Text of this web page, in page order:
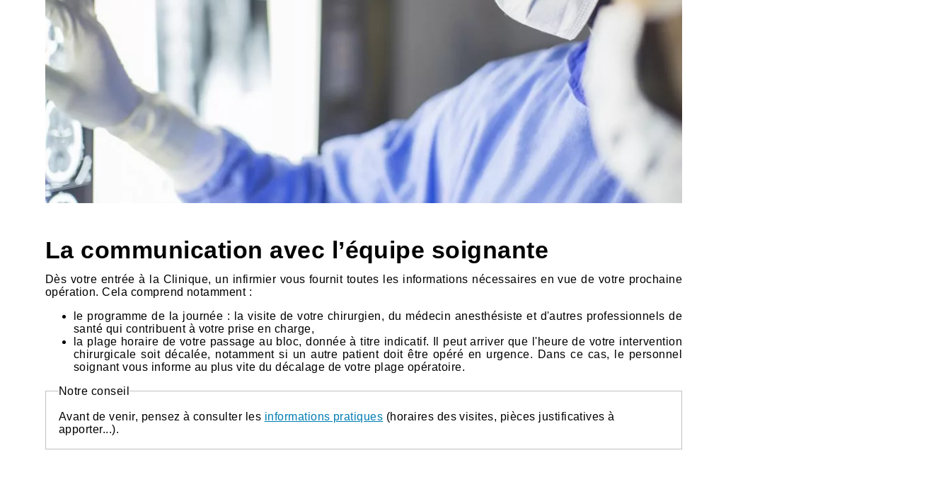
La communication avec l’équipe soignante
Dès votre entrée à la Clinique, un infirmier vous fournit toutes les informations nécessaires en vue de votre prochaine
opération. Cela comprend notamment :
le programme de la journée : la visite de votre chirurgien, du médecin anesthésiste et d'autres professionnels de
santé qui contribuent à votre prise en charge,
la plage horaire de votre passage au bloc, donnée à titre indicatif. Il peut arriver que l'heure de votre intervention
chirurgicale soit décalée, notamment si un autre patient doit être opéré en urgence. Dans ce cas, le personnel
soignant vous informe au plus vite du décalage de votre plage opératoire.
Notre conseil
Avant de venir, pensez à consulter les informations pratiques (horaires des visites, pièces justificatives à
apporter...).